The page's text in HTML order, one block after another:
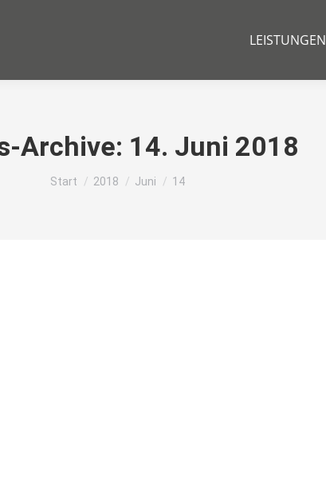
LEISTUNGEN
Archive: 14. Juni 2018
Sie befinden sich hier:
Start 2018 Juni 14